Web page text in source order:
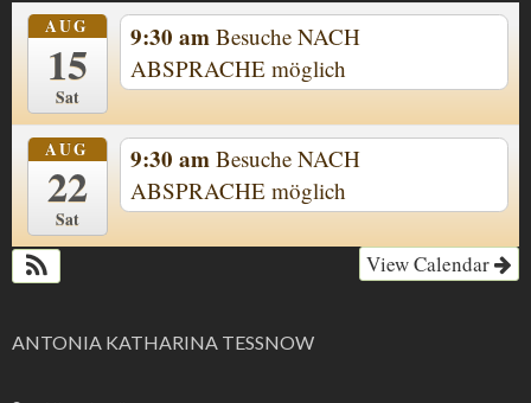
AUG
15
Sat
9:30 am Besuche NACH
ABSPRACHE möglich
AUG
22
Sat
9:30 am Besuche NACH
ABSPRACHE möglich
View Calendar
ANTONIA KATHARINA TESSNOW